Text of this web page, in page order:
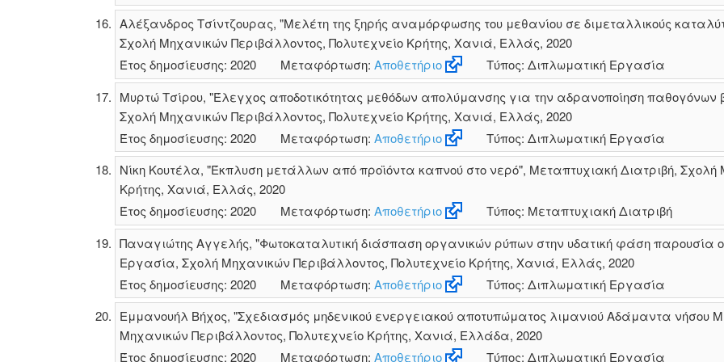
Αλέξανδρος Τσίντζουρας, "Μελέτη της ξηρής αναμόρφωσης του μεθανίου σε διμεταλλικούς
Σχολή Μηχανικών Περιβάλλοντος, Πολυτεχνείο Κρήτης, Χανιά, Ελλάς, 2020
Έτος δημοσίευσης: 2020
Μεταφόρτωση: Αποθετήριο
Τύπος: Διπλωματική Εργασία
Μυρτώ Τσίρου, "Έλεγχος αποδοτικότητας μεθόδων απολύμανσης για την αδρανοποίηση
Σχολή Μηχανικών Περιβάλλοντος, Πολυτεχνείο Κρήτης, Χανιά, Ελλάς, 2020
Έτος δημοσίευσης: 2020
Μεταφόρτωση: Αποθετήριο
Τύπος: Διπλωματική Εργασία
Νίκη Κουτέλα, "Έκπλυση μετάλλων από προϊόντα καπνού στο νερό", Μεταπτυχιακή Διατριβή, Σχολή
Κρήτης, Χανιά, Ελλάς, 2020
Έτος δημοσίευσης: 2020
Μεταφόρτωση: Αποθετήριο
Τύπος: Μεταπτυχιακή Διατριβή
Παναγιώτης Αγγελής, "Φωτοκαταλυτική διάσπαση οργανικών ρύπων στην υδατική φάση παρουσία
Εργασία, Σχολή Μηχανικών Περιβάλλοντος, Πολυτεχνείο Κρήτης, Χανιά, Ελλάς, 2020
Έτος δημοσίευσης: 2020
Μεταφόρτωση: Αποθετήριο
Τύπος: Διπλωματική Εργασία
Εμμανουήλ Βήχος, "Σχεδιασμός μηδενικού ενεργειακού αποτυπώματος λιμανιού Αδάμαντα νήσου
Μηχανικών Περιβάλλοντος, Πολυτεχνείο Κρήτης, Χανιά, Ελλάδα, 2020
Έτος δημοσίευσης: 2020
Μεταφόρτωση: Αποθετήριο Τύπος: Διπλωματική Εργασία